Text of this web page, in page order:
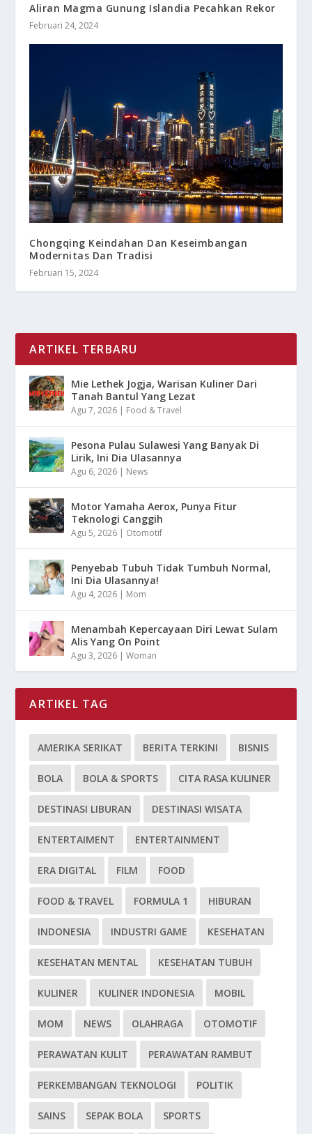
Aliran Magma Gunung Islandia Pecahkan Rekor
Februari 24, 2024
Chongqing Keindahan Dan Keseimbangan
Modernitas Dan Tradisi
Februari 15, 2024
ARTIKEL TERBARU
Mie Lethek Jogja, Warisan Kuliner Dari
Tanah Bantul Yang Lezat
Agu 7, 2026 | Food & Travel
Pesona Pulau Sulawesi Yang Banyak Di
Lirik, Ini Dia Ulasannya
Agu 6, 2026 | News
Motor Yamaha Aerox, Punya Fitur
Teknologi Canggih
Agu 5, 2026 | Otomotif
Penyebab Tubuh Tidak Tumbuh Normal,
Ini Dia Ulasannya!
Agu 4, 2026 | Mom
Menambah Kepercayaan Diri Lewat Sulam
Alis Yang On Point
Agu 3, 2026 |Woman
ARTIKEL TAG
AMERIKA SERIKAT BERITA TERKINI BISNIS
BOLA BOLA & SPORTS CITA RASA KULINER
DESTINASI LIBURAN DESTINASI WISATA
ENTERTAIMENT ENTERTAINMENT
ERA DIGITAL FILM FOOD
FOOD & TRAVEL FORMULA 1 HIBURAN
INDONESIA INDUSTRI GAME KESEHATAN
KESEHATAN MENTAL KESEHATAN TUBUH
KULINER KULINER INDONESIA MOBIL
MOM NEWS OLAHRAGA OTOMOTIF
PERAWATAN KULIT PERAWATAN RAMBUT
PERKEMBANGAN TEKNOLOGI POLITIK
SAINS SEPAK BOLA SPORTS